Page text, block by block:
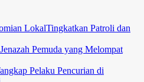
LokalTingkatkan Patroli dan
Pemuda yang Melompat
Pelaku Pencurian di